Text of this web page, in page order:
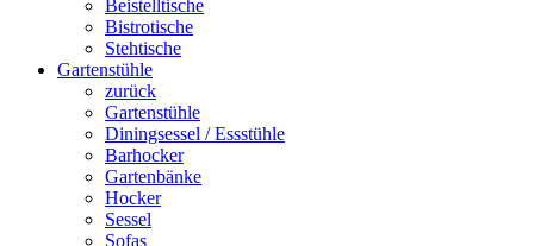
Beistelltische
Bistrotische
Stehtische
Gartenstühle
zurück
Gartenstühle
Diningsessel / Essstühle
Barhocker
Gartenbänke
Hocker
Sessel
Sofas